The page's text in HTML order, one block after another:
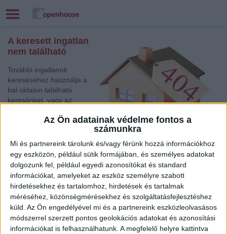
Az Ön adatainak védelme fontos a
számunkra
Mi és partnereink tárolunk és/vagy férünk hozzá információkhoz
egy eszközön, például sütik formájában, és személyes adatokat
dolgozunk fel, például egyedi azonosítókat és standard
információkat, amelyeket az eszköz személyre szabott
hirdetésekhez és tartalomhoz, hirdetések és tartalmak
méréséhez, közönségmérésekhez és szolgáltatásfejlesztéshez
küld. Az Ön engedélyével mi és a partnereink eszközleolvasásos
módszerrel szerzett pontos geolokációs adatokat és azonosítási
információkat is felhasználhatunk. A megfelelő helyre kattintva
A keresett ingatlan
nem található
További ingatlanok
kereséséhez használja a
bal oldalon található
keresőnket, vagy az
Celldömölk
, Eladó Társasházi lakás, Családi ház
Kecskemét , Eladó Társasházi lakás, Családi ház
Tatabánya, Eladó Társasházi lakás, Családi ház
Szolnok, Eladó Társasházi lakás
Jászberény
, Eladó Családi ház
Törökszentmiklós, Eladó Családi ház
Kaposvár, Eladó Társasházi lakás, Családi ház